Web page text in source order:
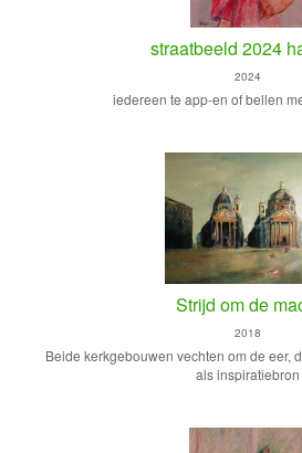
straatbeeld 2024
2024
iedereen te app-en of bellen
Strijd om de
2018
Beide kerkgebouwen vechten om de eer,
als inspiratiebron